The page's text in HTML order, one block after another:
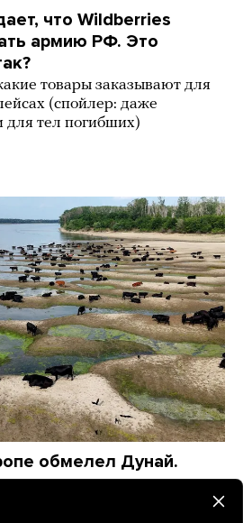
что Wildberries
армию РФ. Это
товары заказывают для
(спойлер: даже
тел погибших)
обмелел Дунай.
показались
корабли времен